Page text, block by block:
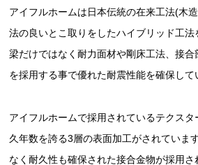
アイフルホームは日本伝統の在来工法(木
法の良いとこ取りをしたハイブリッド工
梁だけではなく耐力面材や剛床工法、接
を採用する事で優れた耐震性能を確保して
アイフルホームで採用されているテクス
久年数を誇る3層の表面加工がされていま
なく耐久性も確保された接合金物が採用